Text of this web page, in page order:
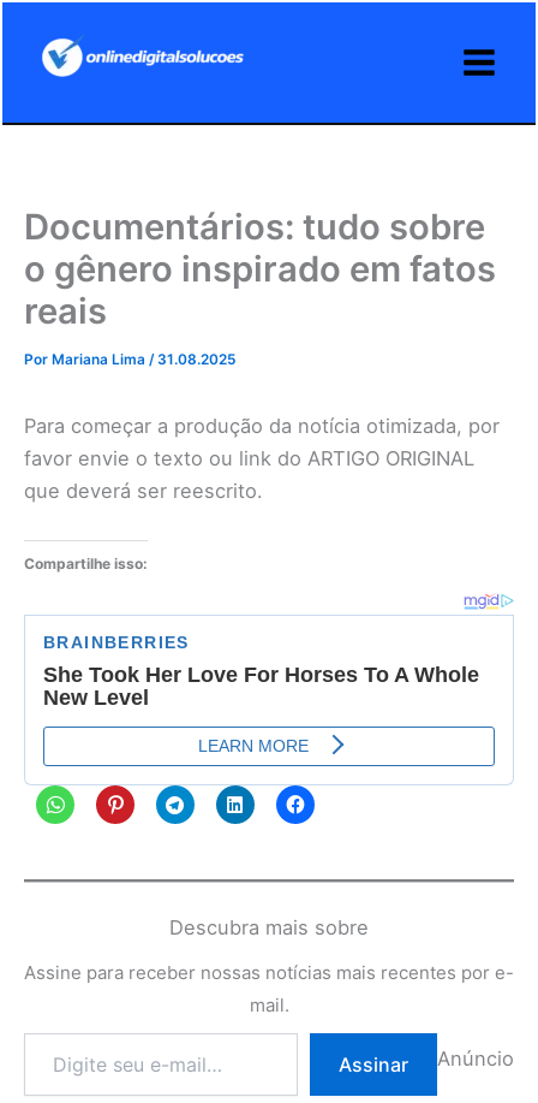
Documentários: tudo sobre
o gênero inspirado em fatos
reais
Por Mariana Lima /31.08.2025
Para começar a produção da notícia otimizada, por
favor envie o texto ou link do ARTIGO ORIGINAL
que deverá ser reescrito.
Compartilhe isso:
Descubra mais sobre
Assine para receber nossas notícias mais recentes por e-
mail.
e-
Assinar Anúncio